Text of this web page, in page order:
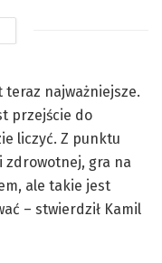
najważniejsze.
przejście do
liczyć. Z punktu
zdrowotnej, gra na
ale takie jest
– stwierdził Kamil